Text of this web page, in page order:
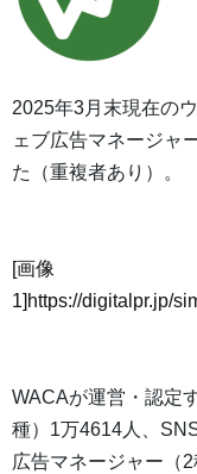
2025年3月末現在の
ェブ広告マネージャ
た（重複者あり）。
[画像
1]https://digitalpr.jp/
WACAが運営・認定
種）1万4614人、
広告マネージャー（